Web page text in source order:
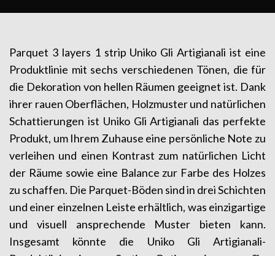
Parquet 3 layers 1 strip Uniko Gli Artigianali ist eine
Produktlinie mit sechs verschiedenen Tönen, die für
die Dekoration von hellen Räumen geeignet ist. Dank
ihrer rauen Oberflächen, Holzmuster und natürlichen
Schattierungen ist Uniko Gli Artigianali das perfekte
Produkt, um Ihrem Zuhause eine persönliche Note zu
verleihen und einen Kontrast zum natürlichen Licht
der Räume sowie eine Balance zur Farbe des Holzes
zu schaffen. Die Parquet-Böden sind in drei Schichten
und einer einzelnen Leiste erhältlich, was einzigartige
und visuell ansprechende Muster bieten kann.
Insgesamt könnte die Uniko Gli Artigianali-